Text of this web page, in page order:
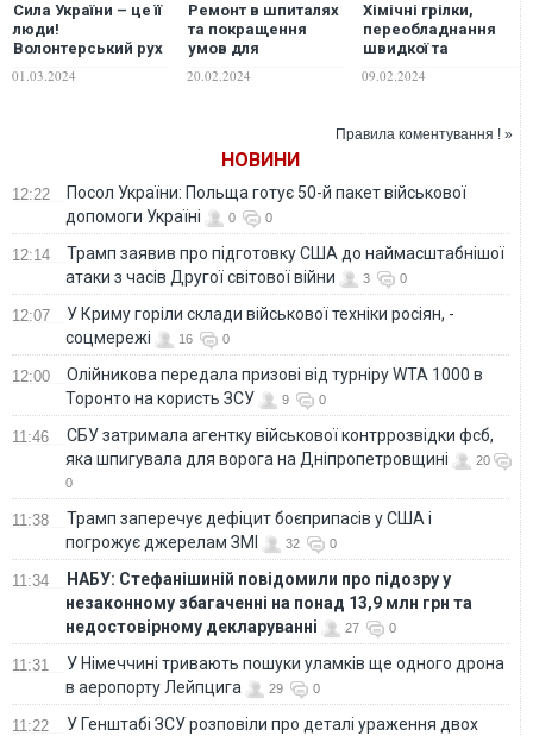
Сила України – це її
люди!
Волонтерський рух
ГО "Інститут
Свободи Слова"
01.03.2024
Ремонт в шпиталях
та покращення
умов для
поранених:
волонтер
важливого збору
коштів для наших
Захисників
20.02.2024
Хімічні грілки,
переобладнання
швидкої та
логістика: волонтер
Олександр Ковтун
важливого збору
Захисників
09.02.2024
Правила коментування ! »
НОВИНИ
12:22
Посол України: Польща готує 50-й пакет військової
допомоги Україні
0 0
12:14
Трамп заявив про підготовку США до наймасштабнішої
атаки з часів Другої світової війни
3 0
12:07
У Криму горіли склади військової техніки росіян, -
соцмережі
16 0
12:00
Олійникова передала призові від турніру WTA 1000 в
Торонто на користь ЗСУ
9 0
11:46
СБУ затримала агентку військової контррозвідки фсб,
яка шпигувала для ворога на Дніпропетровщині
20
0
11:38
Трамп заперечує дефіцит боєприпасів у США і
погрожує джерелам ЗМІ
32 0
11:34
НАБУ: Стефанішиній повідомили про підозру у
незаконному збагаченні на понад 13,9 млн грн та
недостовірному декларуванні
27 0
11:31
У Німеччині тривають пошуки уламків ще одного дрона
в аеропорту Лейпцига
29 0
11:22 У Генштабі ЗСУ розповіли про деталі ураження двох